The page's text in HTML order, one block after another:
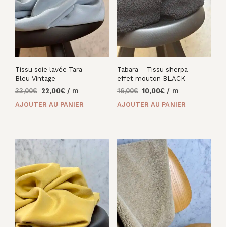
Tissu soie lavée Tara –
Bleu Vintage
33,00€ Le
22,00€Le/ m
AJOUTER AU PANIER
Tabara – Tissu sherpa
effet mouton BLACK
16,00€ Le
10,00€Le/ m
AJOUTER AU PANIER